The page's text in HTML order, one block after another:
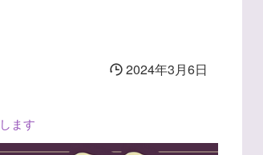
2024年3月6日
ます